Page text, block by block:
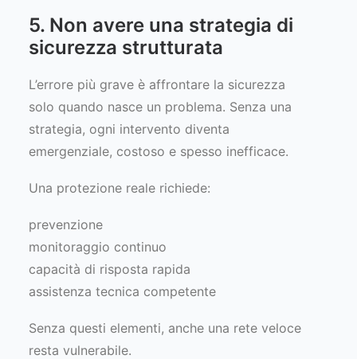
5. Non avere una strategia di
sicurezza strutturata
L’errore più grave è affrontare la sicurezza
solo quando nasce un problema. Senza una
strategia, ogni intervento diventa
emergenziale, costoso e spesso inefficace.
Una protezione reale richiede:
prevenzione
monitoraggio continuo
capacità di risposta rapida
assistenza tecnica competente
Senza questi elementi, anche una rete veloce
resta vulnerabile.